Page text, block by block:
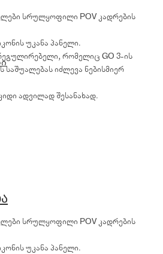
სრულყოფილი POV კადრების
უკანა პანელი.
რომელიც GO 3-ის
საშუალებას იძლევა ნებისმიერ
ადვილად შესანახად.
სრულყოფილი POV კადრების
უკანა პანელი.